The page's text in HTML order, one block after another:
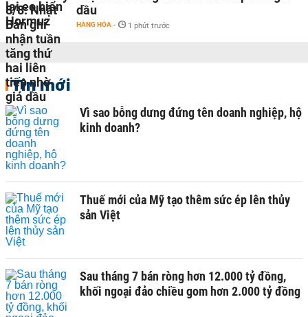
dầu
HÀNG HÓA - 1 phút trước
Tin mới
Vì sao bỗng dưng đứng tên doanh nghiệp, hộ
kinh doanh?
Thuế mới của Mỹ tạo thêm sức ép lên thủy
sản Việt
Sau tháng 7 bán ròng hơn 12.000 tỷ đồng,
khối ngoại đảo chiều gom hơn 2.000 tỷ đồng